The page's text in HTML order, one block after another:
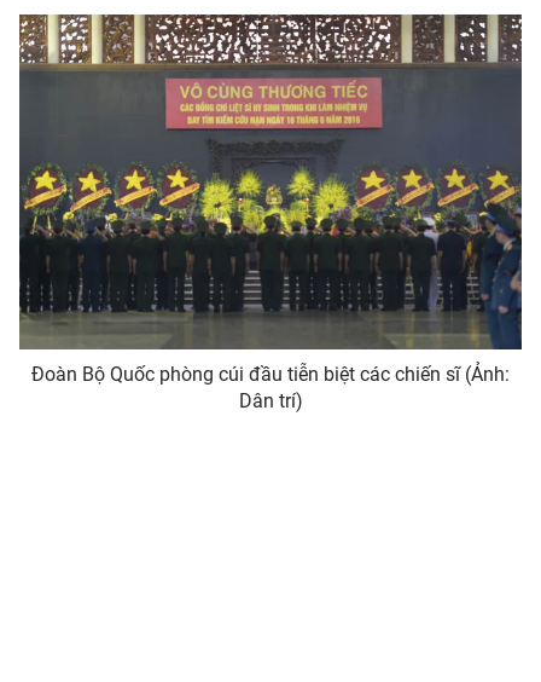
Đoàn Bộ Quốc phòng cúi đầu tiễn biệt các chiến sĩ (Ảnh:
Dân trí)